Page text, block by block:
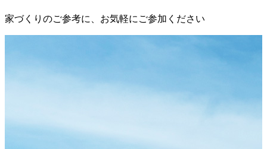
家づくりのご参考に、お気軽にご参加ください